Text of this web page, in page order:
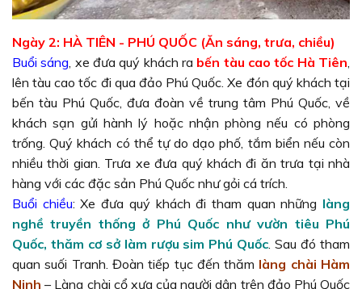
Ngày 2: HÀ TIÊN - PHÚ QUỐC (Ăn sáng, trưa, chiều)
Buổi sáng, xe đưa quý khách ra bến tàu cao tốc Hà Tiên,
lên tàu cao tốc đi qua đảo Phú Quốc. Xe đón quý khách tại
bến tàu Phú Quốc, đưa đoàn về trung tâm Phú Quốc, về
khách sạn gửi hành lý hoặc nhận phòng nếu có phòng
trống. Quý khách có thể tự do dạo phố, tắm biển nếu còn
nhiều thời gian. Trưa xe đưa quý khách đi ăn trưa tại nhà
hàng với các đặc sản Phú Quốc như gỏi cá trích.
Buổi chiều: Xe đưa quý khách đi tham quan những làng
nghề truyền thống ở Phú Quốc như vườn tiêu Phú
Quốc, thăm cơ sở làm rượu sim Phú Quốc. Sau đó tham
quan suối Tranh. Đoàn tiếp tục đến thăm làng chài Hàm
Ninh – Làng chài cổ xưa của người dân trên đảo Phú Quốc